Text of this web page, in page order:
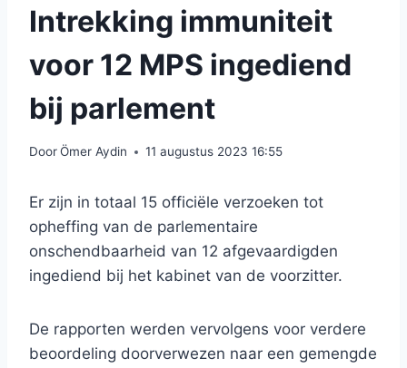
Intrekking immuniteit
voor 12 MPS ingediend
bij parlement
DoorÖmer Aydin 11 augustus 2023 16:55
Er zijn in totaal 15 officiële verzoeken tot
opheffing van de parlementaire
onschendbaarheid van 12 afgevaardigden
ingediend bij het kabinet van de voorzitter.
De rapporten werden vervolgens voor verdere
beoordeling doorverwezen naar een gemengde